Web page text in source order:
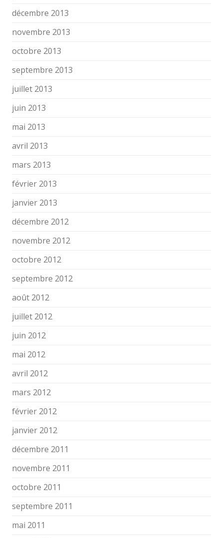
décembre 2013
novembre 2013
octobre 2013
septembre 2013
juillet 2013
juin 2013
mai 2013
avril 2013
mars 2013
février 2013
janvier 2013
décembre 2012
novembre 2012
octobre 2012
septembre 2012
août 2012
juillet 2012
juin 2012
mai 2012
avril 2012
mars 2012
février 2012
janvier 2012
décembre 2011
novembre 2011
octobre 2011
septembre 2011
mai 2011